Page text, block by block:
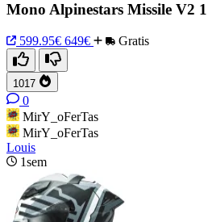
Mono Alpinestars Missile V2
599.95€ 649€ Gratis
1017
0
MirY_oFerTas
MirY_oFerTas
Louis
1sem